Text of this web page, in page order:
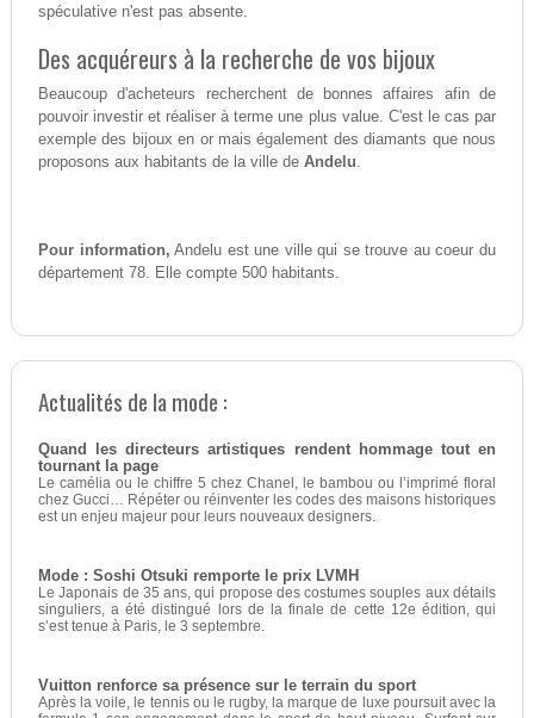
spéculative n'est pas absente.
Des acquéreurs à la recherche de vos bijoux
Beaucoup d'acheteurs recherchent de bonnes affaires afin de
pouvoir investir et réaliser à terme une plus value. C'est le cas par
exemple des bijoux en or mais également des diamants que nous
proposons aux habitants de la ville de Andelu
Pour information, Andelu est une ville qui se trouve au coeur du
département 78. Elle compte 500 habitants.
Actualités de la mode :
Quand les directeurs artistiques rendent hommage tout en
tournant la page
Le camélia ou le chiffre 5 chez Chanel, le bambou ou l’imprimé floral
chez Gucci… Répéter ou réinventer les codes des maisons historiques
est un enjeu majeur pour leurs nouveaux designers.
Mode : Soshi Otsuki remporte le prix LVMH
Le Japonais de 35 ans, qui propose des costumes souples aux détails
singuliers, a été distingué lors de la finale de cette 12e édition, qui
s’est tenue à Paris, le 3 septembre.
Vuitton renforce sa présence sur le terrain du sport
Après la voile, le tennis ou le rugby, la marque de luxe poursuit avec la